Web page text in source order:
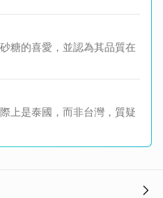
糖的喜愛，並認為其品質在
上是泰國，而非台灣，質疑